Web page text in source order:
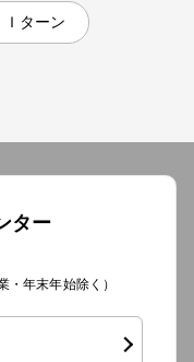
Ｉターン
ター
年末年始除く）